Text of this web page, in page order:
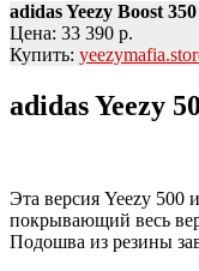
adidas Yeezy Boost
Цена: 33 390 р.
Купить:
adidas Yeezy
Эта версия Yeezy 500
покрывающий весь
Подошва из резины